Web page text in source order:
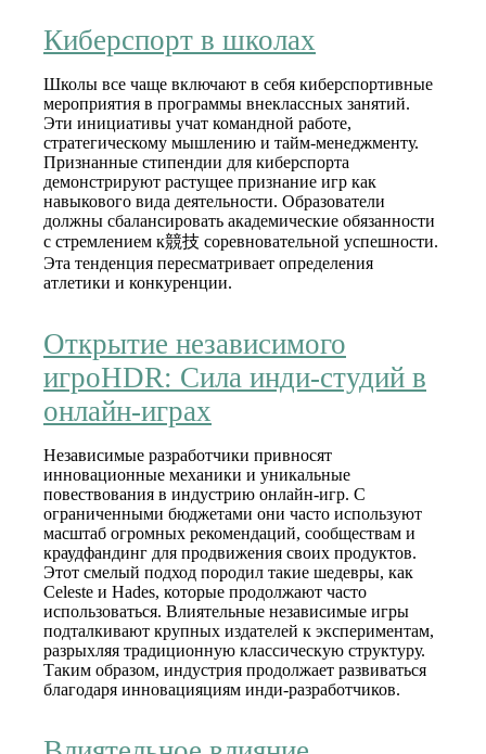
Киберспорт в школах
Школы все чаще включают в себя киберспортивные
мероприятия в программы внеклассных занятий.
Эти инициативы учат командной работе,
стратегическому мышлению и тайм-менеджменту.
Признанные стипендии для киберспорта
демонстрируют растущее признание игр как
навыкового вида деятельности. Образователи
должны сбалансировать академические обязанности
с стремлением к競技 соревновательной успешности.
Эта тенденция пересматривает определения
атлетики и конкуренции.
Открытие независимого
игроHDR: Сила инди-студий в
онлайн-играх
Независимые разработчики привносят
инновационные механики и уникальные
повествования в индустрию онлайн-игр. С
ограниченными бюджетами они часто используют
масштаб огромных рекомендаций, сообществам и
краудфандинг для продвижения своих продуктов.
Этот смелый подход породил такие шедевры, как
Celeste и Hades, которые продолжают часто
использоваться. Влиятельные независимые игры
подталкивают крупных издателей к экспериментам,
разрыхляя традиционную классическую структуру.
Таким образом, индустрия продолжает развиваться
благодаря инновацияциям инди-разработчиков.